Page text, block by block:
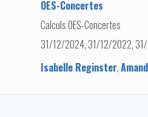
OES-Concertes
Calculs OES-Concertes
31/12/2024, 31/12/2022,
Isabelle Reginster,